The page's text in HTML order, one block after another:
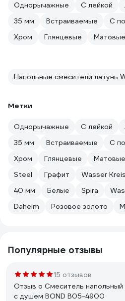
Однорычажные С лейкой
35 мм
Встраиваемые
С
Хром
Глянцевые Матовые
Напольные смесители латунь
Метки
Однорычажные С лейкой
35 мм
Встраиваемые
С
Хром
Глянцевые Матовые
Steel
Графит Wasser Kreis
40 мм
Белые Spira
Daheim
Розовое золото
Популярные отзывы
15 отзывов
Отзыв о Смеситель напольный
с душем BOND B05-4900